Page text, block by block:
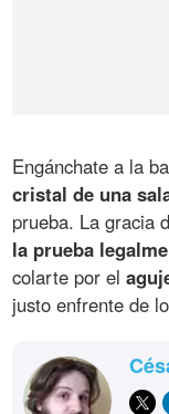
Engánchate a la
cristal de una
prueba. La gracia
la prueba
colarte por el
justo enfrente de